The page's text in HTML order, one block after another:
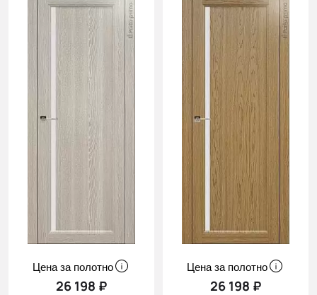
Цена за полотно
26 198 ₽
Цена за полотно
26 198 ₽